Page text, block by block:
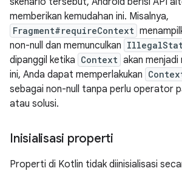
memberikan kemudahan ini. Misalnya,
Fragment#requireContext
non-null dan memunculkan
dipanggil ketika Context akan menjadi
ini, Anda dapat memperlakukan
sebagai non-null tanpa perlu operator
atau solusi.
Inisialisasi properti
Properti di Kotlin tidak diinisialisasi